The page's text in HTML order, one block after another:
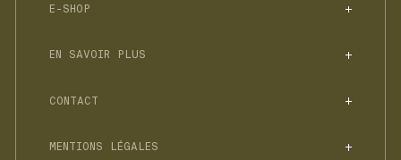
E-SHOP
JNPR N°1
JNPR N°3
SÉLECTION SANS SUCRE
ACCESSOIRES & TONICS
EN SAVOIR PLUS
COCKTAILS
BLOG
CONTACT
PROFESSIONNELS
MENTIONS LÉGALES